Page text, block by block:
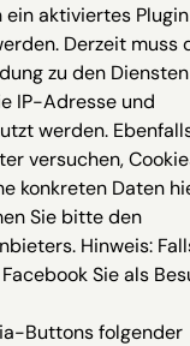
ein aktiviertes
Derzeit muss
zu den
IP-Adresse und
werden.
versuchen,
konkreten Daten
Sie bitte den
Hinweis:
Sie als
Buttons folgender